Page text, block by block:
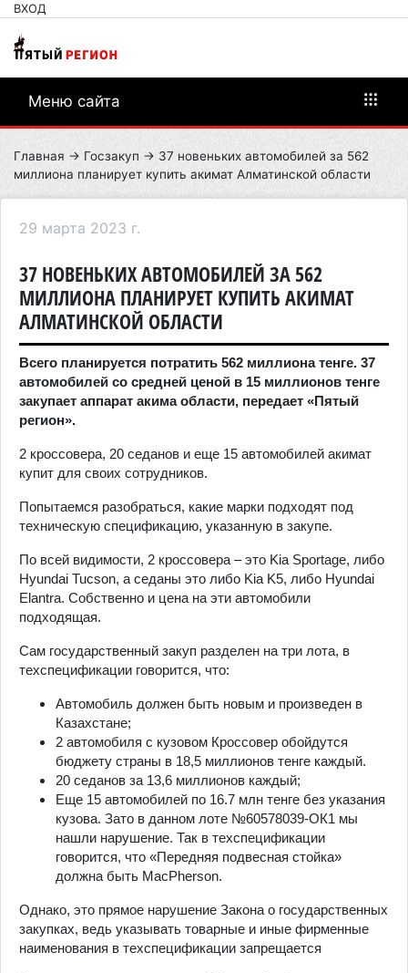
ВХОД
Меню сайта
Главная → Госзакуп → 37 новеньких автомобилей за 562
миллиона планирует купить акимат Алматинской области
29 марта 2023 г.
37 НОВЕНЬКИХ АВТОМОБИЛЕЙ ЗА 562
МИЛЛИОНА ПЛАНИРУЕТ КУПИТЬ АКИМАТ
АЛМАТИНСКОЙ ОБЛАСТИ
Всего планируется потратить 562 миллиона тенге. 37
автомобилей со средней ценой в 15 миллионов тенге
закупает аппарат акима области, передает «Пятый
регион».
2 кроссовера, 20 седанов и еще 15 автомобилей акимат
купит для своих сотрудников.
Попытаемся разобраться, какие марки подходят под
техническую спецификацию, указанную в закупе.
По всей видимости, 2 кроссовера – это Kia Sportage, либо
Hyundai Tucson, а седаны это либо Kia K5, либо Hyundai
Elantra. Собственно и цена на эти автомобили
подходящая.
Сам государственный закуп разделен на три лота, в
техспецификации говорится, что:
Автомобиль должен быть новым и произведен в
Казахстане;
2 автомобиля с кузовом Кроссовер обойдутся
бюджету страны в 18,5 миллионов тенге каждый.
20 седанов за 13,6 миллионов каждый;
Еще 15 автомобилей по 16.7 млн тенге без указания
кузова. Зато в данном лоте №60578039-ОК1 мы
нашли нарушение. Так в техспецификации
говорится, что «Передняя подвесная стойка»
должна быть MacPherson.
Однако, это прямое нарушение Закона о государственных
закупках, ведь указывать товарные и иные фирменные
наименования в техспецификации запрещается